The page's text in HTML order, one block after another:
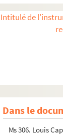
Intitulé de
Dans le
Ms 240. Louis
Ms 290. Louis
Ms 296. Louis
Ms 303. Louis
Ms 304. Louis
Ms 305. Louis
Ms 306. Louis